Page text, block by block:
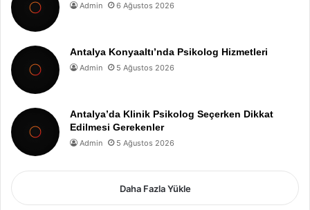
Admin 6 Ağustos 2026
Antalya Konyaaltı’nda Psikolog Hizmetleri
Admin 5 Ağustos 2026
Antalya’da Klinik Psikolog Seçerken Dikkat
Edilmesi Gerekenler
Admin 5 Ağustos 2026
Daha Fazla Yükle